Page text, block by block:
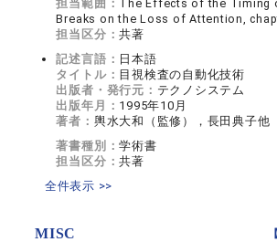
担当範囲： The Effects of the Timing
Breaks on the Loss of Attention,
担当区分：共著
記述言語： 日本語
タイトル： 目視検査の自動化技術
出版者・発行元： テクノシステム
出版年月： 1995年10月
著者： 輿水大和（監修），長田典子他
著書種別：学術書
担当区分：共著
全件表示 >>
MISC